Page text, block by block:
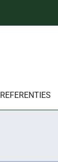
REFERENTIES